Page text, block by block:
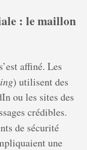
: le maillon
affiné. Les
) utilisent des
ou les sites des
crédibles.
de sécurité
une